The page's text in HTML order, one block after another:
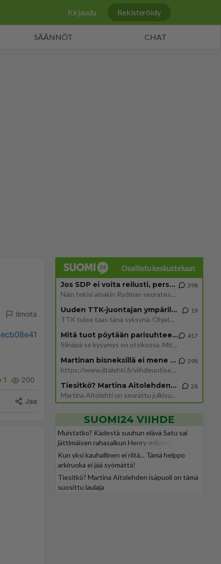
Kirjaudu Rekisteröidy
SÄÄNNÖT CHAT
Ilmoita
1 200
Jaa
Osallistu keskusteluun
Jos SDP ei voita reilusti, persut kumoavat demokratian Suomesta
Näin tekisi ainakin Rydman seuratessaan idolinsa Trumpin mallia https://www.is.fi/politiikka/art-2000012187244.html
398
Uuden TTK-juontajan ympärillä epätietoisuus sakenee - Nyt MTV hämmentää soppaa
TTK tulee taas tänä syksynä. Ohjelman uudet tähtioppilaat julkistetaan torstaina 6. elokuuta klo 14 alkavassa lehdistö
19
Mitä tuot pöytään parisuhteessa?
Siinäpä se kysymys on otsikossa. Mitäpä siis tuot/toisit pöytään parisuhteessa? Oletko mies vai nainen? Koetko sen mitä
417
Martinan bisneksillä ei mene hyvin
https://www.iltalehti.fi/viihdeuutiset/a/c46da6ab-340f-4790-aaa7-0865eed2336 Yrityksen konkurssihakemus on tullut kärä
298
Tiesitkö? Martina Aitolehden isäpuoli on tämä suosittu laulaja
Martina Aitolehti on seurattu julkisuuden henkilö. Lähipiiriin mahtuu muitakin tunnettuja henkilöitä. Tiesitkö, että Ma
28
SUOMI24 VIIHDE
Muistatko? Kädestä suuhun elävä Satu sai
jättimäisen rahasalkun Henry-miljonääriltä
Kun yksi kauhallinen ei riitä... Tämä helppo
arkiruoka ei jää syömättä!
Tiesitkö? Martina Aitolehden isäpuoli on tämä
suosittu laulaja